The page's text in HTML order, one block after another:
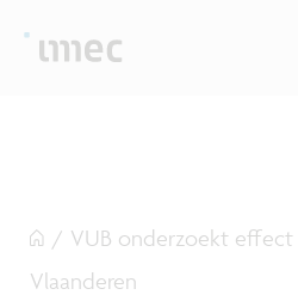
/ VUB onderzoekt
Vlaanderen